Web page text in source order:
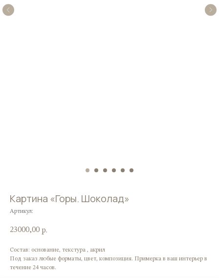
Картина «Горы. Шоколад»
Артикул:
23000,00 р.
Состав: основание, текстура , акрил
Под заказ любые форматы, цвет, композиция. Примерка в ваш интерьер в
течение 24 часов.